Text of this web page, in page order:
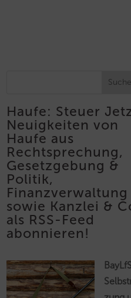
Haufe: Steuer
Neuigkeiten von
Haufe aus
Rechtsprechung,
Gesetzgebung &
Politik,
Finanzverwaltung
sowie Kanzlei &
als RSS-Feed
abonnieren!